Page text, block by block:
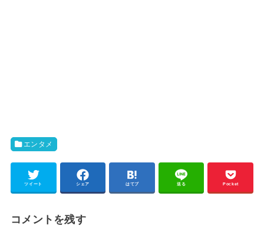
エンタメ
ツイート シェア はてブ 送る Pocket
コメントを残す